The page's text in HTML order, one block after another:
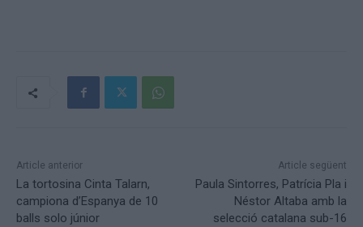
Article anterior
La tortosina Cinta Talarn,
campiona d’Espanya de 10
balls solo júnior
Article següent
Paula Sintorres, Patrícia Pla i
Néstor Altaba amb la
selecció catalana sub-16